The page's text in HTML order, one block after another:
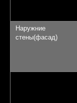
Наружние
стены(фасад)